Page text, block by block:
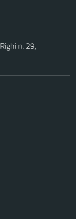
n. 29,